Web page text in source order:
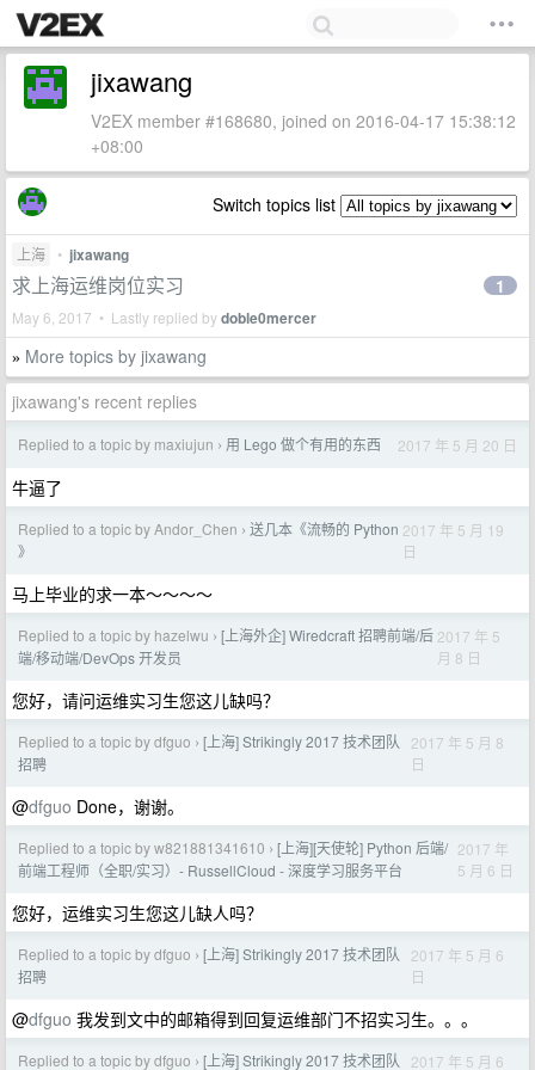
jixawang
V2EX member #168680, joined on 2016-04-17 15:38:12
+08:00
Switch topics list
上海 • jixawang
求上海运维岗位实习
May 6, 2017 • Lastly replied bydoble0mercer
1
» More topics by jixawang
jixawang's recent replies
Replied to a topic by maxiujun › 用 Lego 做个有用的东西 2017 年 5 月 20 日
牛逼了
Replied to a topic by Andor_Chen › 送几本《流畅的 Python
》
2017 年 5 月 19
日
马上毕业的求一本～～～～
Replied to a topic by hazelwu › [上海外企] Wiredcraft 招聘前端/后
端/移动端/DevOps 开发员
2017 年 5
月 8 日
您好，请问运维实习生您这儿缺吗？
Replied to a topic by dfguo › [上海] Strikingly 2017 技术团队
招聘
2017 年 5 月 8
日
@dfguo Done，谢谢。
Replied to a topic by w821881341610 › [上海][天使轮] Python 后端/
前端工程师（全职/实习）- RussellCloud - 深度学习服务平台
2017 年
5 月 6 日
您好，运维实习生您这儿缺人吗？
Replied to a topic by dfguo › [上海] Strikingly 2017 技术团队
招聘
2017 年 5 月 6
日
@dfguo 我发到文中的邮箱得到回复运维部门不招实习生。。。
Replied to a topic by dfguo › [上海] Strikingly 2017 技术团队 2017 年 5 月 6